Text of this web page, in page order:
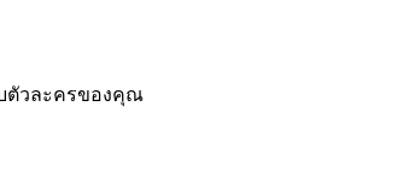
บตัวละครของคุณ